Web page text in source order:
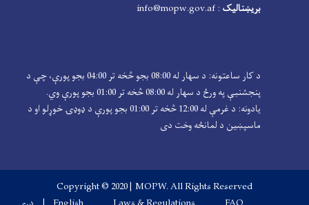
بریښنالیک : info@mopw.gov.af
د کار ساعتونه: د سهار له 08:00 بجو څخه تر 04:00 بجو پورې، چې د
پنجشنبې په ورځ د سهار له 08:00 څخه تر 01:00 بجو پورې وي.
یادونه: د غرمې له 12:00 څخه تر 01:00 بجو پورې د ډوډۍ خوړلو او د
ماسپښین د لمانځه وخت دی
Copyright © 2020 | MOPW. All Rights Reserved